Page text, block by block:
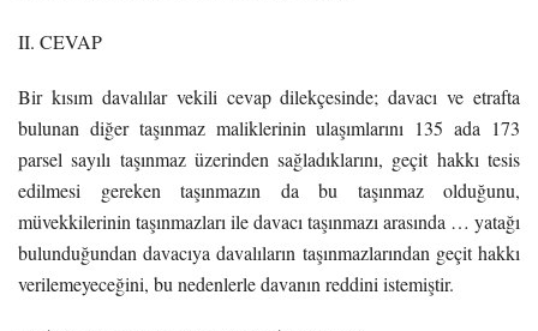
II. CEVAP
Bir kısım davalılar vekili cevap dilekçesinde; davacı ve etrafta
bulunan diğer taşınmaz maliklerinin ulaşımlarını 135 ada 173
parsel sayılı taşınmaz üzerinden sağladıklarını, geçit hakkı tesis
edilmesi gereken taşınmazın da bu taşınmaz olduğunu,
müvekkilerinin taşınmazları ile davacı taşınmazı arasında … yatağı
bulunduğundan davacıya davalıların taşınmazlarından geçit hakkı
verilemeyeceğini, bu nedenlerle davanın reddini istemiştir.